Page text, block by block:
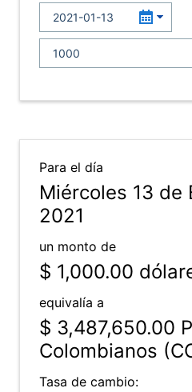
Para el día
Miércoles 13 de
2021
un monto de
$ 1,000.00
equivalía a
$ 3,487,650.00
Colombianos
Tasa de cambio: